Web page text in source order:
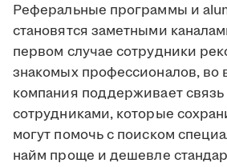
Реферальные программы и
становятся заметными
первом случае сотрудники
знакомых профессионалов, во
компания поддерживает
сотрудниками, которые
могут помочь с поиском
найм проще и дешевле